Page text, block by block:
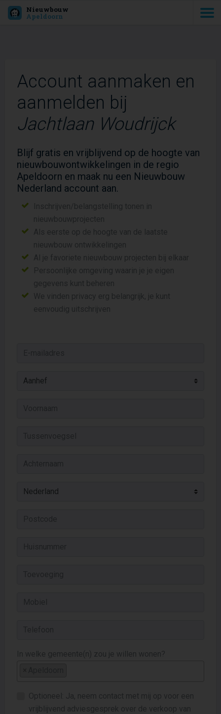
Nieuwbouw
Apeldoorn
Account aanmaken en
aanmelden bij
Jachtlaan Woudrijck
Blijf gratis en vrijblijvend op de hoogte van
nieuwbouwontwikkelingen in de regio
Apeldoorn en maak nu een Nieuwbouw
Nederland account aan.
Inschrijven/belangstelling tonen in
nieuwbouwprojecten
Als eerste op de hoogte van de laatste
nieuwbouw ontwikkelingen
Al je favoriete nieuwbouw projecten bij elkaar
Persoonlijke omgeving waarin je je eigen
gegevens kunt beheren
We vinden privacy erg belangrijk, je kunt
eenvoudig uitschrijven
In welke gemeente(n) zou je willen wonen?
Optioneel: Ja, neem contact met mij op voor een
vrijblijvend adviesgesprek over de verkoop van